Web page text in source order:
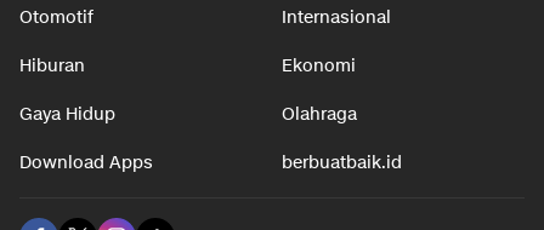
Otomotif Internasional
Hiburan Ekonomi
Gaya Hidup Olahraga
Download Apps berbuatbaik.id